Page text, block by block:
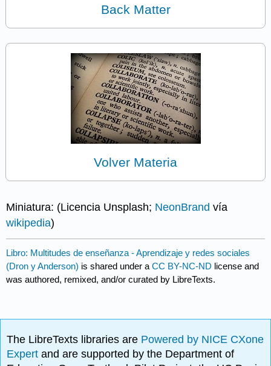
Back Matter
Volver Materia
Miniatura: (Licencia Unsplash; NeonBrand vía
wikipedia)
Libro: Multitudes de enseñanza - Aprendizaje y redes sociales
(Dron y Anderson) is shared under aCC BY-NC-ND license and
was authored, remixed, and/or curated by LibreTexts.
The LibreTexts libraries are Powered by NICE CXone
Expertand are supported by the Department of